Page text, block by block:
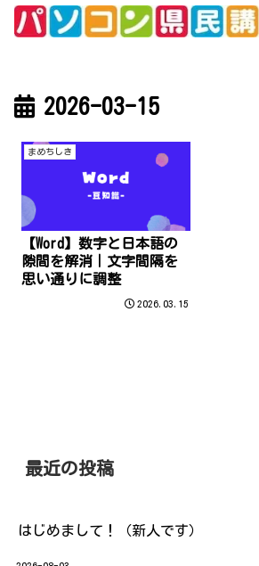
2026-03-15
まめちしき
【Word】数字と日本語の
隙間を解消｜文字間隔を
思い通りに調整
2026.03.15
最近の投稿
はじめまして！（新人です）